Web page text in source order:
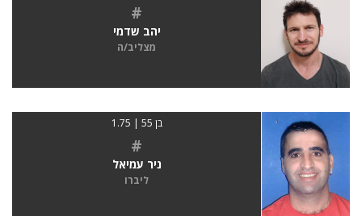
#
יהב שדמי
מצליב/ה
בן 55 | 1.75
#
ניר עמיאל
ליברו